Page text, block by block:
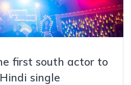
first south actor to
single